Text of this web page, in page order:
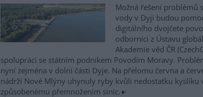
Možná řešení problémů
vody v Dyji budou
digitálního dvojčete
odborníci z Ústavu
Akademie věd ČR
spolupráci se státním podnikem Povodím Moravy.
nyní zejména v dolní části Dyje. Na přelomu června a
nádrží Nové Mlýny uhynuly ryby kvůli nedostatku kyslíku
způsobenému přemnožením sinic.